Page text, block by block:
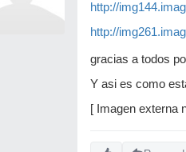
http://
http://
gracias a todos
Y asi es como
[ Imagen externa